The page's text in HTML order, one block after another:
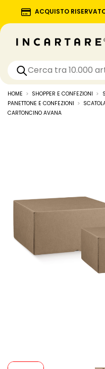
ACQUISTO
HOME SHOPPER E CONFEZIONI
PANETTONE E CONFEZIONI
CARTONCINO AVANA